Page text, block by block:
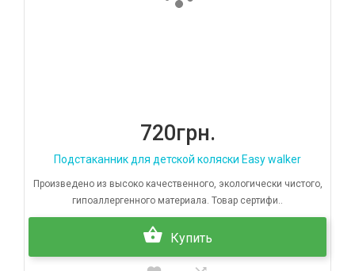
720грн.
Подстаканник для детской коляски Easy walker
Произведено из высоко качественного, экологически чистого,
гипоаллергенного материала. Товар сертифи..
Купить